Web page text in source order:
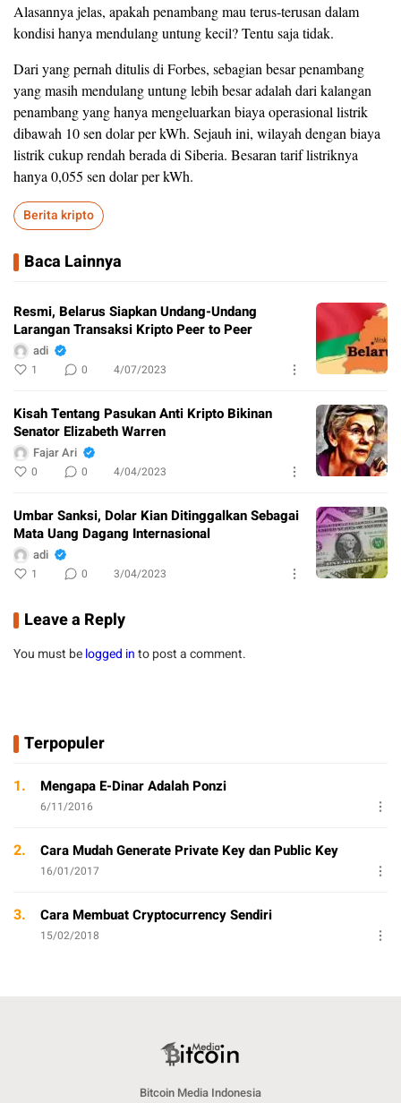
Alasannya jelas, apakah penambang mau terus-terusan dalam
kondisi hanya mendulang untung kecil? Tentu saja tidak.
Dari yang pernah ditulis di Forbes, sebagian besar penambang
yang masih mendulang untung lebih besar adalah dari kalangan
penambang yang hanya mengeluarkan biaya operasional listrik
dibawah 10 sen dolar per kWh. Sejauh ini, wilayah dengan biaya
listrik cukup rendah berada di Siberia. Besaran tarif listriknya
hanya 0,055 sen dolar per kWh.
Berita kripto
Baca Lainnya
Resmi, Belarus Siapkan Undang-Undang
Larangan Transaksi Kripto Peer to Peer
adi
1 0 4/07/2023
Kisah Tentang Pasukan Anti Kripto Bikinan
Senator Elizabeth Warren
Fajar Ari
0 0 4/04/2023
Umbar Sanksi, Dolar Kian Ditinggalkan Sebagai
Mata Uang Dagang Internasional
adi
1 0 3/04/2023
Leave a Reply
You must belogged into post a comment.
Terpopuler
1. Mengapa E-Dinar Adalah Ponzi
6/11/2016
2. Cara Mudah Generate Private Key dan Public Key
16/01/2017
3. Cara Membuat Cryptocurrency Sendiri
15/02/2018
Bitcoin Media Indonesia